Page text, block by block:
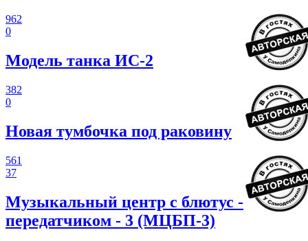
962
0
Модель танка ИС-2
382
0
Новая тумбочка под раковину
561
37
Музыкальный центр с блютус -
передатчиком - 3 (МЦБП-3)